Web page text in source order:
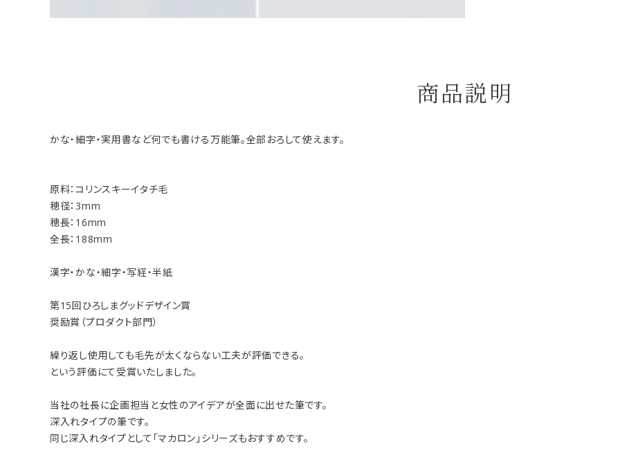
商品説明
かな・細字・実用書など何でも書ける万能筆。全部おろして使えます。
原料：コリンスキーイタチ毛
穂径：3mm
穂長：16mm
全長：188mm
漢字・かな・細字・写経・半紙
第15回ひろしまグッドデザイン賞
奨励賞（プロダクト部門）
繰り返し使用しても毛先が太くならない工夫が評価できる。
という評価にて受賞いたしました。
当社の社長に企画担当と女性のアイデアが全面に出せた筆です。
深入れタイプの筆です。
同じ深入れタイプとして「マカロン」シリーズもおすすめです。